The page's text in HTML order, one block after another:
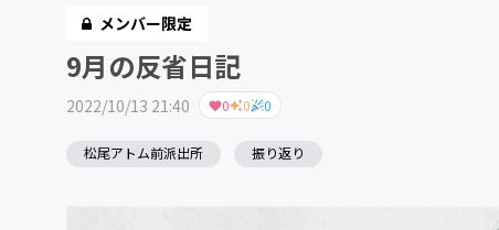
メンバー限定
9月の反省日記
2022/10/13 21:40 0 0 0
松尾アトム前派出所 振り返り